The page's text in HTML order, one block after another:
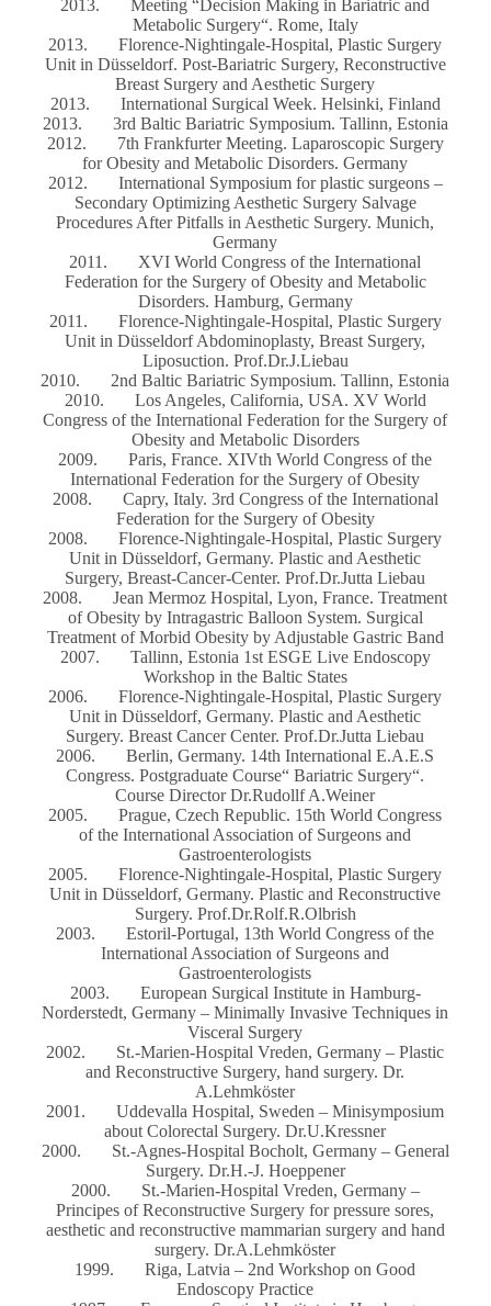
2013. Meeting “Decision Making in Bariatric and
Metabolic Surgery“. Rome, Italy
2013. Florence-Nightingale-Hospital, Plastic Surgery
Unit in Düsseldorf. Post-Bariatric Surgery, Reconstructive
Breast Surgery and Aesthetic Surgery
2013. International Surgical Week. Helsinki, Finland
2013. 3rd Baltic Bariatric Symposium. Tallinn, Estonia
2012. 7th Frankfurter Meeting. Laparoscopic Surgery
for Obesity and Metabolic Disorders. Germany
2012. International Symposium for plastic surgeons –
Secondary Optimizing Aesthetic Surgery Salvage
Procedures After Pitfalls in Aesthetic Surgery. Munich,
Germany
2011. XVI World Congress of the International
Federation for the Surgery of Obesity and Metabolic
Disorders. Hamburg, Germany
2011. Florence-Nightingale-Hospital, Plastic Surgery
Unit in Düsseldorf Abdominoplasty, Breast Surgery,
Liposuction. Prof.Dr.J.Liebau
2010. 2nd Baltic Bariatric Symposium. Tallinn, Estonia
2010. Los Angeles, California, USA. XV World
Congress of the International Federation for the Surgery of
Obesity and Metabolic Disorders
2009. Paris, France. XIVth World Congress of the
International Federation for the Surgery of Obesity
2008. Capry, Italy. 3rd Congress of the International
Federation for the Surgery of Obesity
2008. Florence-Nightingale-Hospital, Plastic Surgery
Unit in Düsseldorf, Germany. Plastic and Aesthetic
Surgery, Breast-Cancer-Center. Prof.Dr.Jutta Liebau
2008. Jean Mermoz Hospital, Lyon, France. Treatment
of Obesity by Intragastric Balloon System. Surgical
Treatment of Morbid Obesity by Adjustable Gastric Band
2007. Tallinn, Estonia 1st ESGE Live Endoscopy
Workshop in the Baltic States
2006. Florence-Nightingale-Hospital, Plastic Surgery
Unit in Düsseldorf, Germany. Plastic and Aesthetic
Surgery. Breast Cancer Center. Prof.Dr.Jutta Liebau
2006. Berlin, Germany. 14th International E.A.E.S
Congress. Postgraduate Course“ Bariatric Surgery“.
Course Director Dr.Rudollf A.Weiner
2005. Prague, Czech Republic. 15th World Congress
of the International Association of Surgeons and
Gastroenterologists
2005. Florence-Nightingale-Hospital, Plastic Surgery
Unit in Düsseldorf, Germany. Plastic and Reconstructive
Surgery. Prof.Dr.Rolf.R.Olbrish
2003. Estoril-Portugal, 13th World Congress of the
International Association of Surgeons and
Gastroenterologists
2003. European Surgical Institute in Hamburg-
Norderstedt, Germany – Minimally Invasive Techniques in
Visceral Surgery
2002. St.-Marien-Hospital Vreden, Germany – Plastic
and Reconstructive Surgery, hand surgery. Dr.
A.Lehmköster
2001. Uddevalla Hospital, Sweden – Minisymposium
about Colorectal Surgery. Dr.U.Kressner
2000. St.-Agnes-Hospital Bocholt, Germany – General
Surgery. Dr.H.-J. Hoeppener
2000. St.-Marien-Hospital Vreden, Germany –
Principes of Reconstructive Surgery for pressure sores,
aesthetic and reconstructive mammarian surgery and hand
surgery. Dr.A.Lehmköster
1999. Riga, Latvia – 2nd Workshop on Good
Endoscopy Practice